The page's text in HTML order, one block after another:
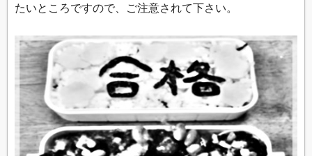
たいところですので、ご注意されて下さい。